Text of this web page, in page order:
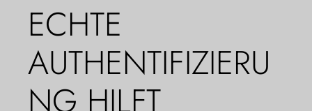
ECHTE
AUTHENTIFIZIERU
NG HILFT